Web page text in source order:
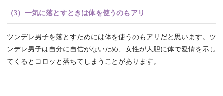
（3）一気に落とすときは体を使うのもアリ
ツンデレ男子を落とすためには体を使うのもアリだと思います。ツ
ンデレ男子は自分に自信がないため、女性が大胆に体で愛情を示し
てくるとコロッと落ちてしまうことがあります。